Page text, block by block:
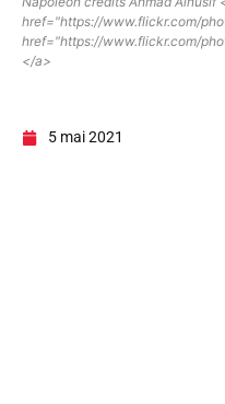
href="https://www.flickr.com/
href="https://www.flickr.com/
</a>
5 mai 2021